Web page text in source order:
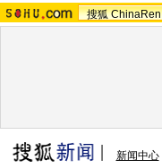
搜狐 ChinaRen
新闻中心